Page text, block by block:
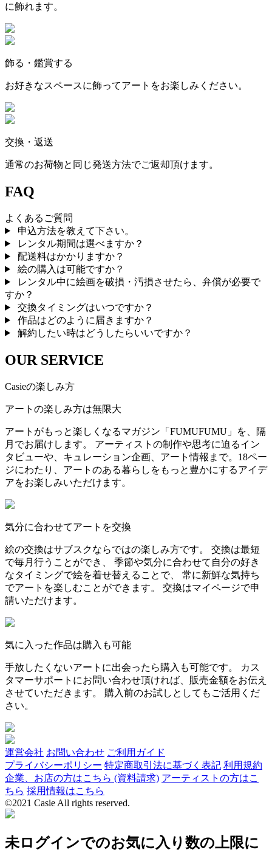
に飾れます。
飾る・鑑賞する
お好きなスペースに飾ってアートをお楽しみください。
交換・返送
通常のお荷物と同じ発送方法でご返却頂けます。
FAQ
よくあるご質問
申込方法を教えて下さい。
レンタル期間は選べますか？
配送料はかかりますか？
絵の購入は可能ですか？
レンタル中に絵画を破損・汚損させたら、弁償が必要で
すか？
交換タイミングはいつですか？
作品はどのように届きますか？
解約したい時はどうしたらいいですか？
OUR SERVICE
Casieの楽しみ方
アートの楽しみ方は無限大
アートがもっと楽しくなるマガジン「FUMUFUMU」を、隔
月でお届けします。 アーティストの制作や思考に迫るイン
タビューや、キュレーション企画、アート情報まで。18ペー
ジにわたり、アートのある暮らしをもっと豊かにするアイデ
アをお楽しみいただけます。
気分に合わせてアートを交換
絵の交換はサブスクならではの楽しみ方です。 交換は最短
で毎月行うことができ、 季節や気分に合わせて自分の好き
なタイミングで絵を着せ替えることで、 常に新鮮な気持ち
でアートを楽しむことができます。 交換はマイページで申
請いただけます。
気に入った作品は購入も可能
手放したくないアートに出会ったら購入も可能です。 カス
タマーサポートにお問い合わせ頂ければ、販売金額をお伝え
させていただきます。 購入前のお試しとしてもご活用くだ
さい。
運営会社 お問い合わせ ご利用ガイド
プライバシーポリシー 特定商取引法に基づく表記 利用規約
企業、お店の方はこちら (資料請求) アーティストの方はこ
ちら 採用情報はこちら
©2021 Casie All rights reserved.
未ログインでのお気に入り数の上限に